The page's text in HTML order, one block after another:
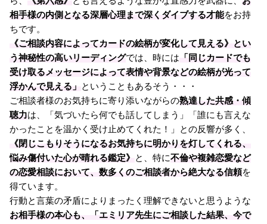
相手様の内側となる深層心理まで深くダイブする才能をお持
ちです。
《ご相談内容によってカードの絵柄が変化して見える》とい
う神秘性の高いリーディングでは、時には 「同じカードでも
受け取るメッセージによって表情や背景などの絵柄が光って
浮かんで見える」
ということもあるそう・・・
ご相談者様のお気持ちに寄り添いながらの熟達した共感・傾
聴力は、「気づいたら何でも話してしまう」「誰にも言えな
かったことを温かく受け止めてくれた！」との反響が多く、
《閉じこもりそうになるお気持ちに明かりを灯してくれる、
悩み傷付いた心が晴れる鑑定》 と、特に不倫や複雑恋愛など
の恋愛相談において、数多くのご相談者から絶大なる信頼を
得ています。
行動と言葉の矛盾によりまったく理解できないと思うような
お相手様の本心も、「エミリア先生にご相談した結果、今で